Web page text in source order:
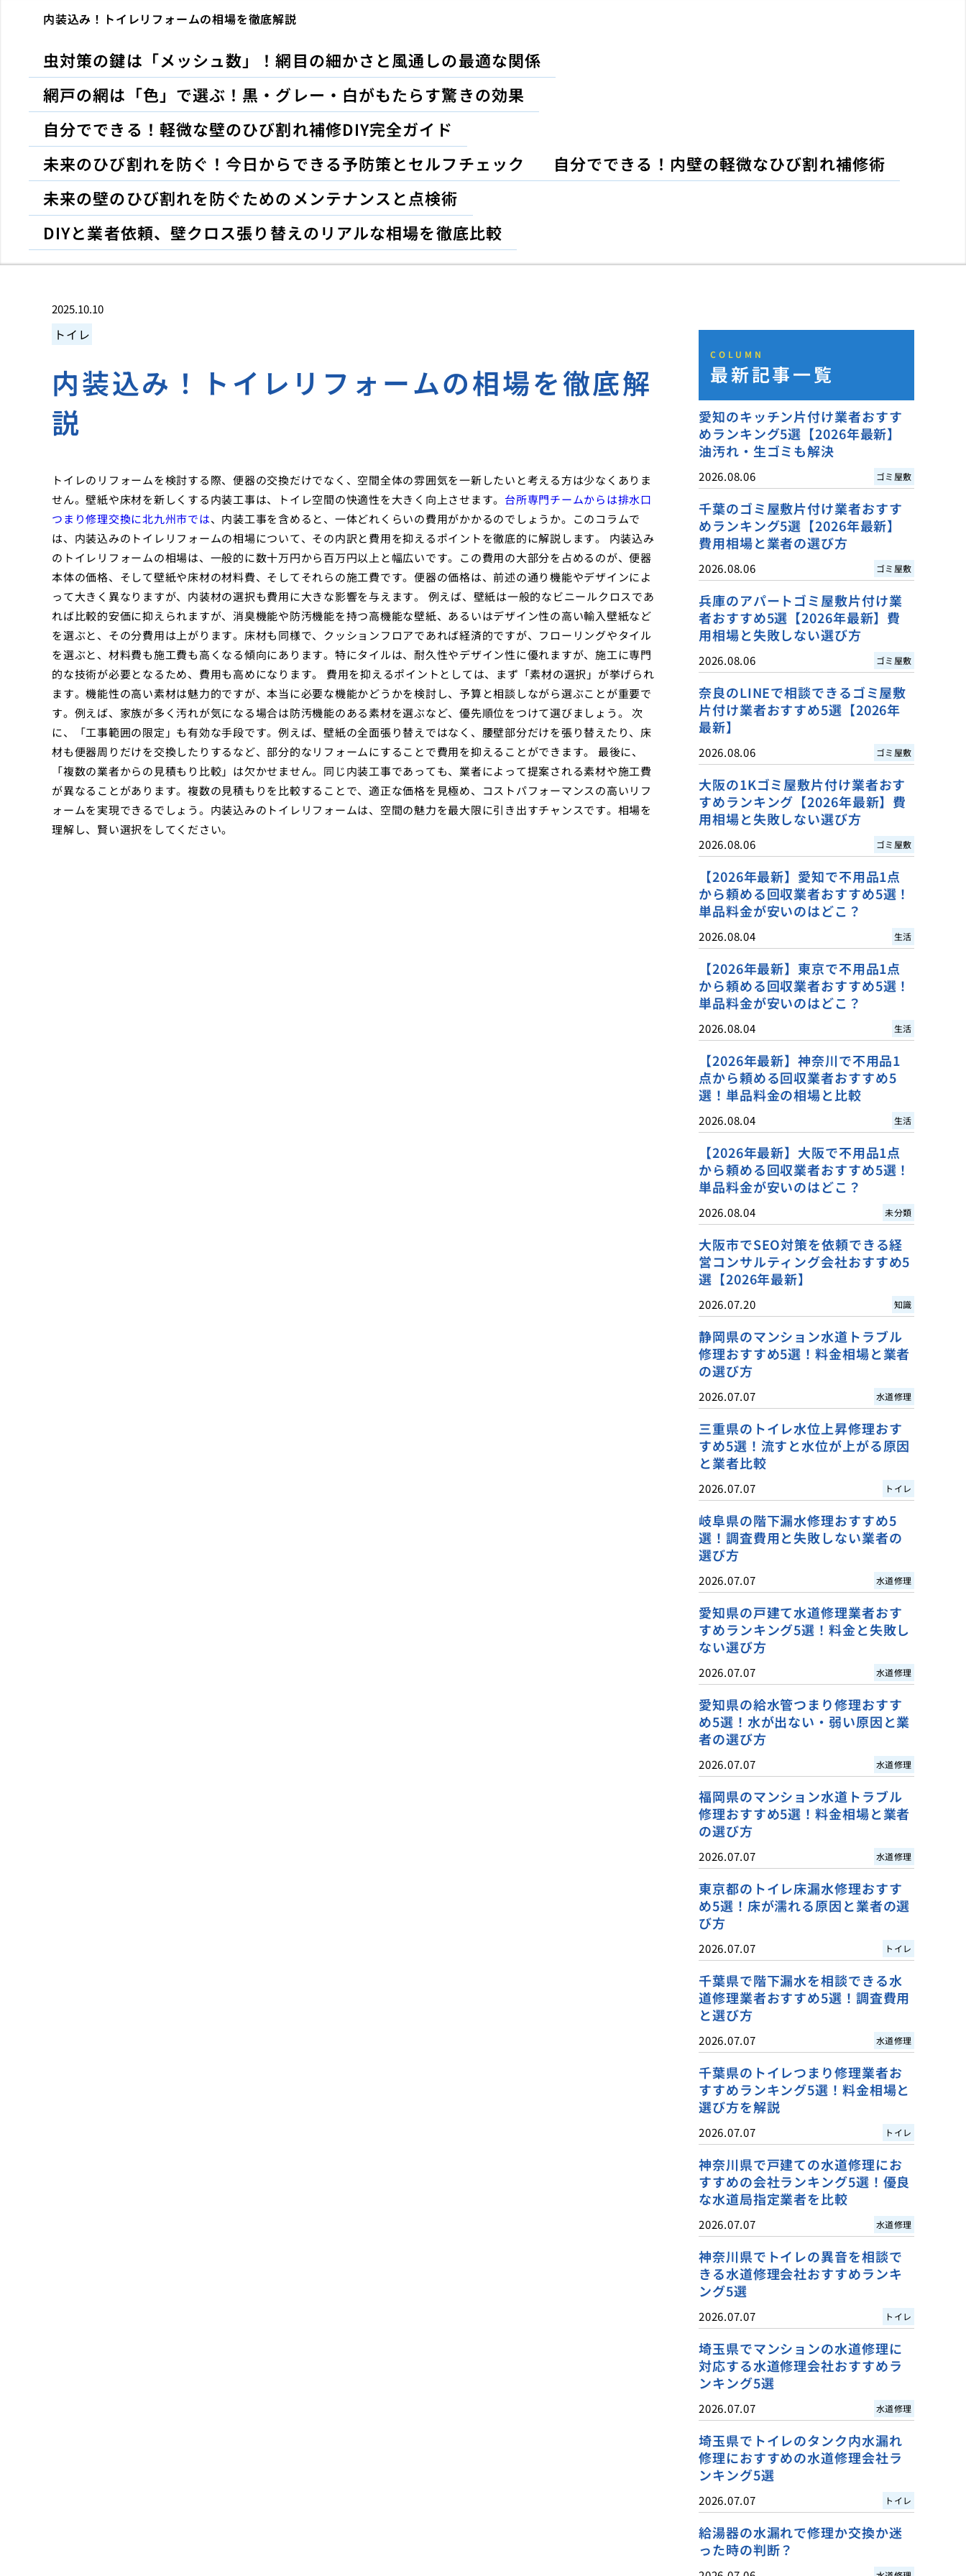
内装込み！トイレリフォームの相場を徹底解説
虫対策の鍵は「メッシュ数」！網目の細かさと風通しの最適な関係
網戸の網は「色」で選ぶ！黒・グレー・白がもたらす驚きの効果
自分でできる！軽微な壁のひび割れ補修DIY完全ガイド
未来のひび割れを防ぐ！今日からできる予防策とセルフチェック
自分でできる！内壁の軽微なひび割れ補修術
未来の壁のひび割れを防ぐためのメンテナンスと点検術
DIYと業者依頼、壁クロス張り替えのリアルな相場を徹底比較
2025.10.10
トイレ
内装込み！トイレリフォームの相場を徹底解
説
トイレのリフォームを検討する際、便器の交換だけでなく、空間全体の雰囲気を一新したいと考える方は少なくありま
せん。壁紙や床材を新しくする内装工事は、トイレ空間の快適性を大きく向上させます。 台所専門チームからは排水口
つまり修理交換に北九州市では、内装工事を含めると、一体どれくらいの費用がかかるのでしょうか。このコラムで
は、内装込みのトイレリフォームの相場について、その内訳と費用を抑えるポイントを徹底的に解説します。 内装込み
のトイレリフォームの相場は、一般的に数十万円から百万円以上と幅広いです。この費用の大部分を占めるのが、便器
本体の価格、そして壁紙や床材の材料費、そしてそれらの施工費です。便器の価格は、前述の通り機能やデザインによ
って大きく異なりますが、内装材の選択も費用に大きな影響を与えます。 例えば、壁紙は一般的なビニールクロスであ
れば比較的安価に抑えられますが、消臭機能や防汚機能を持つ高機能な壁紙、あるいはデザイン性の高い輸入壁紙など
を選ぶと、その分費用は上がります。床材も同様で、クッションフロアであれば経済的ですが、フローリングやタイル
を選ぶと、材料費も施工費も高くなる傾向にあります。特にタイルは、耐久性やデザイン性に優れますが、施工に専門
的な技術が必要となるため、費用も高めになります。 費用を抑えるポイントとしては、まず「素材の選択」が挙げられ
ます。機能性の高い素材は魅力的ですが、本当に必要な機能かどうかを検討し、予算と相談しながら選ぶことが重要で
す。例えば、家族が多く汚れが気になる場合は防汚機能のある素材を選ぶなど、優先順位をつけて選びましょう。 次
に、「工事範囲の限定」も有効な手段です。例えば、壁紙の全面張り替えではなく、腰壁部分だけを張り替えたり、床
材も便器周りだけを交換したりするなど、部分的なリフォームにすることで費用を抑えることができます。 最後に、
「複数の業者からの見積もり比較」は欠かせません。同じ内装工事であっても、業者によって提案される素材や施工費
が異なることがあります。複数の見積もりを比較することで、適正な価格を見極め、コストパフォーマンスの高いリフ
ォームを実現できるでしょう。内装込みのトイレリフォームは、空間の魅力を最大限に引き出すチャンスです。相場を
理解し、賢い選択をしてください。
COLUMN
最新記事一覧
愛知のキッチン片付け業者おすす
めランキング5選【2026年最新】
油汚れ・生ゴミも解決
2026.08.06 ゴミ屋敷
千葉のゴミ屋敷片付け業者おすす
めランキング5選【2026年最新】
費用相場と業者の選び方
2026.08.06 ゴミ屋敷
兵庫のアパートゴミ屋敷片付け業
者おすすめ5選【2026年最新】費
用相場と失敗しない選び方
2026.08.06 ゴミ屋敷
奈良のLINEで相談できるゴミ屋敷
片付け業者おすすめ5選【2026年
最新】
2026.08.06 ゴミ屋敷
大阪の1Kゴミ屋敷片付け業者おす
すめランキング【2026年最新】費
用相場と失敗しない選び方
2026.08.06 ゴミ屋敷
【2026年最新】愛知で不用品1点
から頼める回収業者おすすめ5選！
単品料金が安いのはどこ？
2026.08.04 生活
【2026年最新】東京で不用品1点
から頼める回収業者おすすめ5選！
単品料金が安いのはどこ？
2026.08.04 生活
【2026年最新】神奈川で不用品1
点から頼める回収業者おすすめ5
選！単品料金の相場と比較
2026.08.04 生活
【2026年最新】大阪で不用品1点
から頼める回収業者おすすめ5選！
単品料金が安いのはどこ？
2026.08.04 未分類
大阪市でSEO対策を依頼できる経
営コンサルティング会社おすすめ5
選【2026年最新】
2026.07.20 知識
静岡県のマンション水道トラブル
修理おすすめ5選！料金相場と業者
の選び方
2026.07.07 水道修理
三重県のトイレ水位上昇修理おす
すめ5選！流すと水位が上がる原因
と業者比較
2026.07.07 トイレ
岐阜県の階下漏水修理おすすめ5
選！調査費用と失敗しない業者の
選び方
2026.07.07 水道修理
愛知県の戸建て水道修理業者おす
すめランキング5選！料金と失敗し
ない選び方
2026.07.07 水道修理
愛知県の給水管つまり修理おすす
め5選！水が出ない・弱い原因と業
者の選び方
2026.07.07 水道修理
福岡県のマンション水道トラブル
修理おすすめ5選！料金相場と業者
の選び方
2026.07.07 水道修理
東京都のトイレ床漏水修理おすす
め5選！床が濡れる原因と業者の選
び方
2026.07.07 トイレ
千葉県で階下漏水を相談できる水
道修理業者おすすめ5選！調査費用
と選び方
2026.07.07 水道修理
千葉県のトイレつまり修理業者お
すすめランキング5選！料金相場と
選び方を解説
2026.07.07 トイレ
神奈川県で戸建ての水道修理にお
すすめの会社ランキング5選！優良
な水道局指定業者を比較
2026.07.07 水道修理
神奈川県でトイレの異音を相談で
きる水道修理会社おすすめランキ
ング5選
2026.07.07 トイレ
埼玉県でマンションの水道修理に
対応する水道修理会社おすすめラ
ンキング5選
2026.07.07 水道修理
埼玉県でトイレのタンク内水漏れ
修理におすすめの水道修理会社ラ
ンキング5選
2026.07.07 トイレ
給湯器の水漏れで修理か交換か迷
った時の判断？